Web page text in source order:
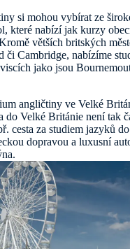
si mohou vybírat ze
které nabízí jak kurzy
větších britských
Cambridge, nabízíme
jako jsou
angličtiny ve Velké
do Velké Británie není tak
cesta za studiem jazyků
dopravou a luxusní